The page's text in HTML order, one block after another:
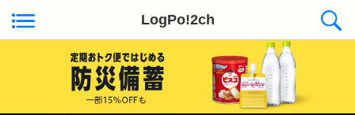
LogPo!2ch